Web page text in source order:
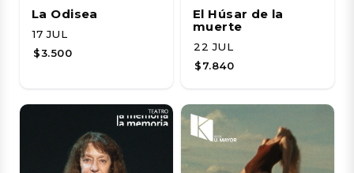
La Odisea
17 JUL
$3.500
El Húsar de la
muerte
22 JUL
$7.840